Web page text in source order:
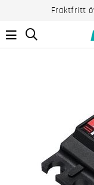
Fraktfritt